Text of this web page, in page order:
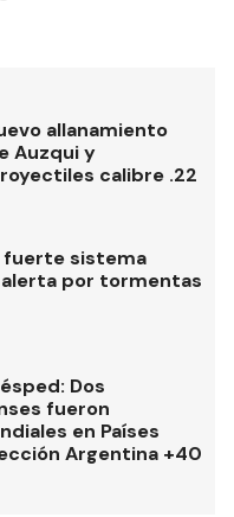
allanamiento
Auzqui y
calibre .22
fuerte sistema
por tormentas
Dos
fueron
en Países
Argentina +40